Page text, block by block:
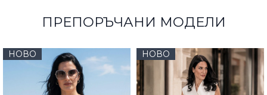
ПРЕПОРЪЧАНИ МОДЕЛИ
НОВО НОВО